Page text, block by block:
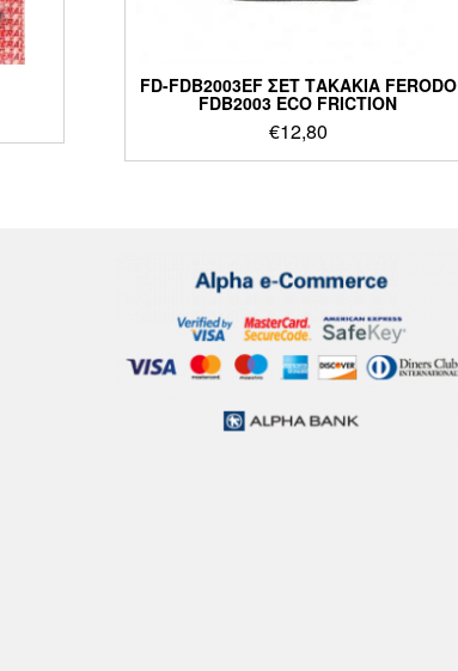
FD-FDB2003EF ΣΕΤ ΤΑΚΑΚΙΑ FERODO
FDB2003 ECO FRICTION
€12,80